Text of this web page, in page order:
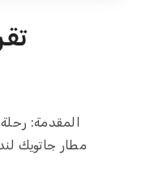
مطار جاتويك